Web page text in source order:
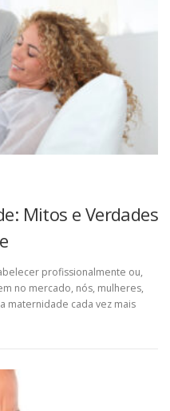
Mitos e Verdades
profissionalmente ou,
no mercado, nós, mulheres,
maternidade cada vez mais